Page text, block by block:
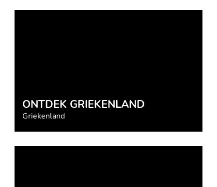
ONTDEK GRIEKENLAND
Griekenland